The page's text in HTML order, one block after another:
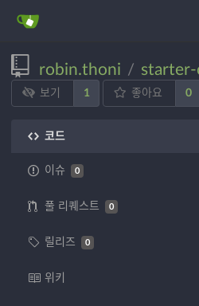
robin.thoni / starter-
보기 1 좋아요 0
코드
이슈 0
풀 리퀘스트 0
릴리즈 0
위키